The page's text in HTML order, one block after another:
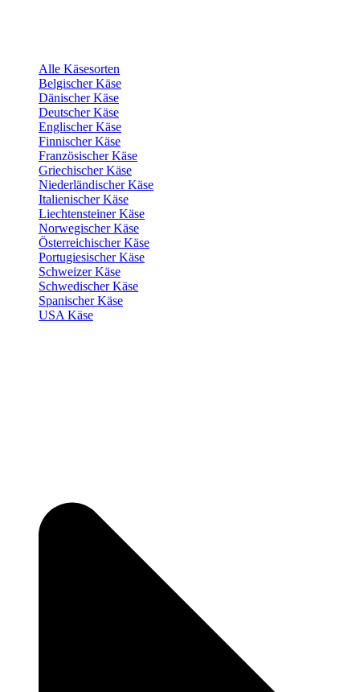
Alle Käsesorten
Belgischer Käse
Dänischer Käse
Deutscher Käse
Englischer Käse
Finnischer Käse
Französischer Käse
Griechischer Käse
Niederländischer Käse
Italienischer Käse
Liechtensteiner Käse
Norwegischer Käse
Österreichischer Käse
Portugiesischer Käse
Schweizer Käse
Schwedischer Käse
Spanischer Käse
USA Käse